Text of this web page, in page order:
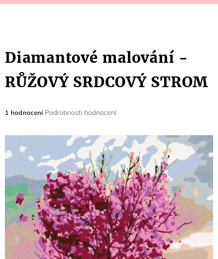
Diamantové malování -
RŮŽOVÝ SRDCOVÝ STROM
Průměrné
je
z
5
1 hodnocení Podrobnosti hodnocení